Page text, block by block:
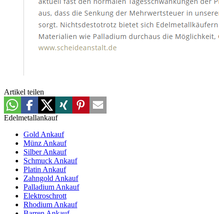
Artikel teilen
Edelmetallankauf
Gold Ankauf
Münz Ankauf
Silber Ankauf
Schmuck Ankauf
Platin Ankauf
Zahngold Ankauf
Palladium Ankauf
Elektroschrott
Rhodium Ankauf